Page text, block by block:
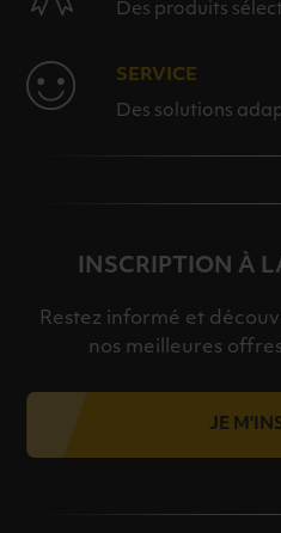
Des produits
SERVICE
Des solutions
INSCRIPTION À
Restez informé et
nos meilleures
JE